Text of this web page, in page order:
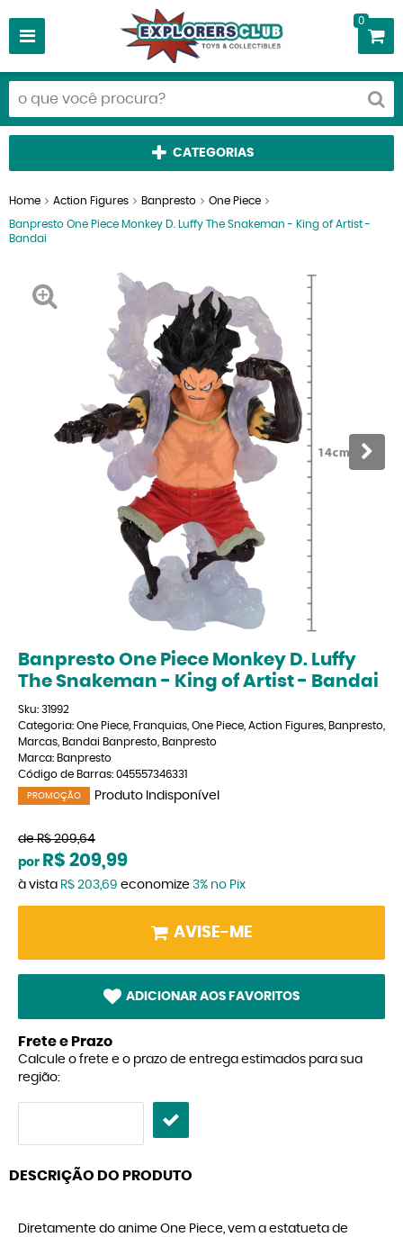
0
CATEGORIAS
Home Action Figures Banpresto One Piece
Banpresto One Piece Monkey D. Luffy The Snakeman - King of Artist -
Bandai
Banpresto One Piece Monkey D. Luffy
The Snakeman - King of Artist - Bandai
Sku: 31992
Categoria: One Piece Franquias One Piece Action Figures Banpresto
Marcas Bandai Banpresto Banpresto
Marca: Banpresto
Código de Barras: 045557346331
PROMOÇÃO Produto Indisponível
de R$ 209,64
por R$ 209,99
à vista R$ 203,69 economize 3% no Pix
AVISE-ME
ADICIONAR AOS FAVORITOS
Frete e Prazo
Calcule o frete e o prazo de entrega estimados para sua
região:
DESCRIÇÃO DO PRODUTO
Diretamente do anime One Piece, vem a estatueta de